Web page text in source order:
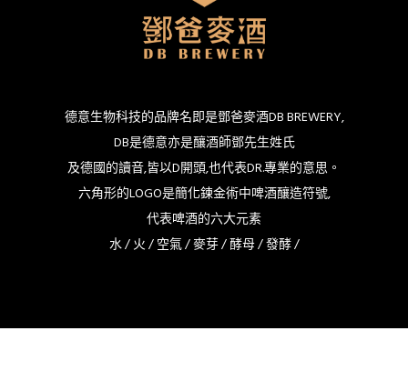
德意生物科技的品牌名即是鄧爸麥酒DB BREWERY,
DB是德意亦是釀酒師鄧先生姓氏
及德國的讀音,皆以D開頭,也代表DR.專業的意思。
六角形的LOGO是簡化鍊金術中啤酒釀造符號,
代表啤酒的六大元素
水 / 火 / 空氣 / 麥芽 / 酵母 / 發酵 /